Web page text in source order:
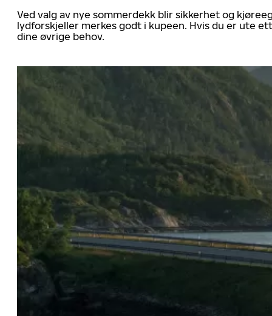
Ved valg av nye sommerdekk blir sikkerhet og
lydforskjeller merkes godt i kupeen. Hvis du er ute
dine øvrige behov.